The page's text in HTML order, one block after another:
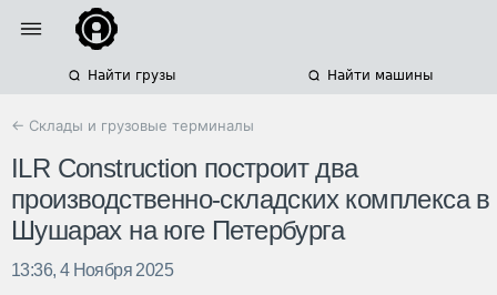
Найти грузы Найти машины
← Склады и грузовые терминалы
ILR Construction построит два
производственно-складских комплекса в
Шушарах на юге Петербурга
13:36, 4 Ноября 2025